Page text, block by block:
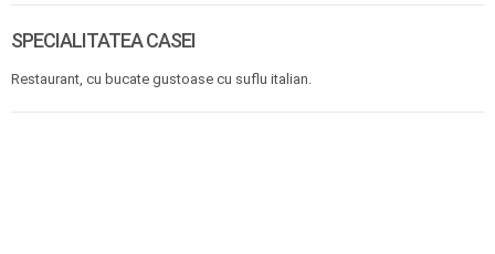
SPECIALITATEA CASEI
Restaurant, cu bucate gustoase cu suflu italian.